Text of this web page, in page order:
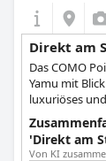
Direkt am
Das COMO
Yamu mit
luxuriöses
ihren
auf den
verbringen.
'Direkt am
Von KI